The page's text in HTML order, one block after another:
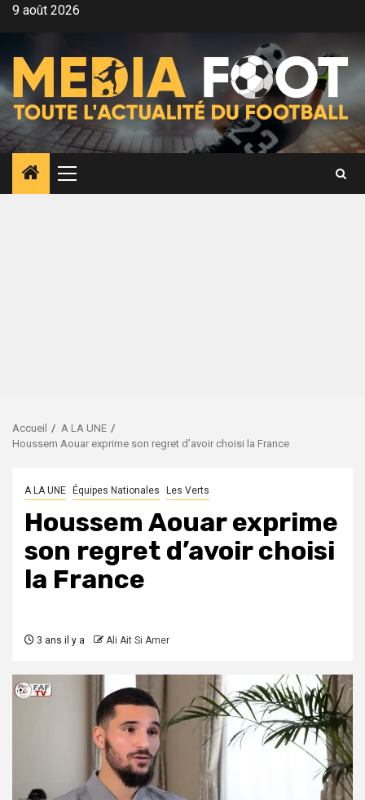
Aller9 août 2026
Menu
principal
Accueil
A LA UNE
Houssem Aouar exprime son regret d’avoir choisi la France
A LA UNE Équipes Nationales Les Verts
Houssem Aouar exprime
son regret d’avoir choisi
la France
3 ans il y a Ali Ait Si Amer